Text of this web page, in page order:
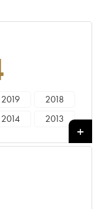
2019
2018
2014
2013